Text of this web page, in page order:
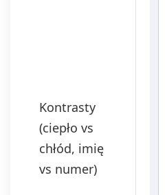
Kontrasty
(ciepło vs
chłód, imię
vs numer)